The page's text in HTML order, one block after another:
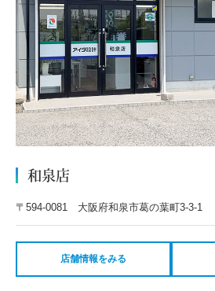
和泉店
〒594-0081 大阪府和泉市葛の葉町3-3-1
店舗情報をみる